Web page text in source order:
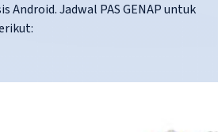
Android. Jadwal PAS GENAP untuk